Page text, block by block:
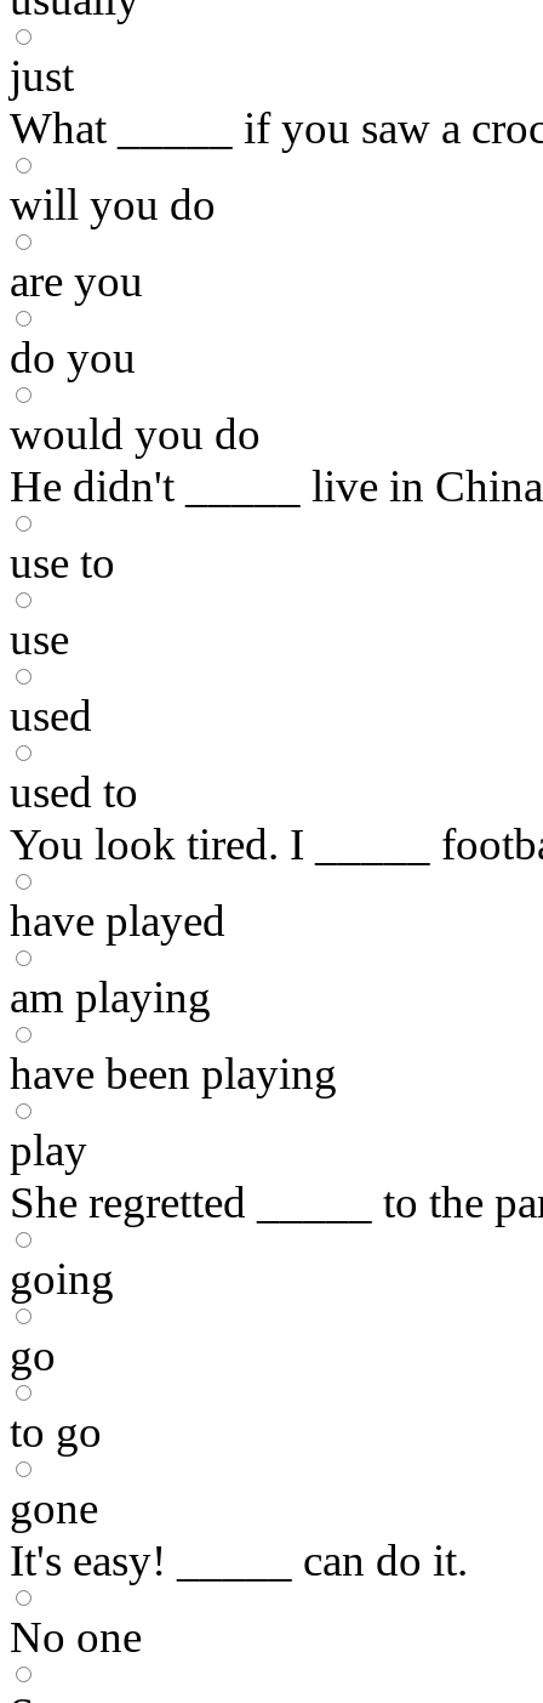
just
What _____ if you saw a
will you do
are you
do you
would you do
He didn't _____ live in
use to
use
used
used to
You look tired. I _____
have played
am playing
have been playing
play
She regretted _____ to the
going
go
to go
gone
It's easy! _____ can do it.
No one